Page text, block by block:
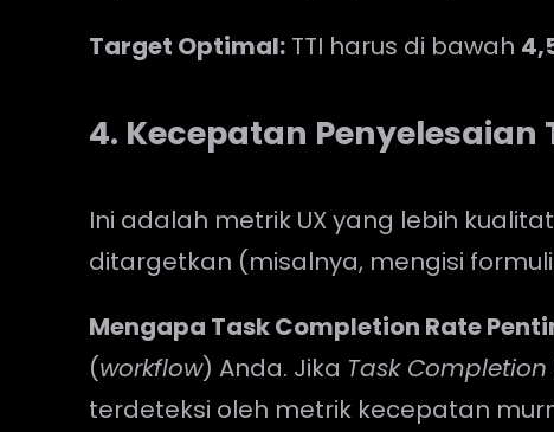
Target Optimal: TTI harus di bawah
4. Kecepatan
Ini adalah metrik UX yang lebih
ditargetkan (misalnya, mengisi
Mengapa Task Completion Rate
(workflow) Anda. Jika Task Completion
terdeteksi oleh metrik kecepatan